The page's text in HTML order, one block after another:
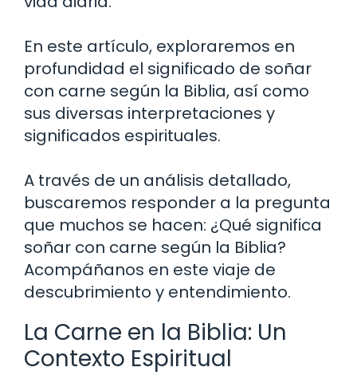
En este artículo, exploraremos en
profundidad el significado de soñar
con carne según la Biblia, así como
sus diversas interpretaciones y
significados espirituales.
A través de un análisis detallado,
buscaremos responder a la pregunta
que muchos se hacen: ¿Qué significa
soñar con carne según la Biblia?
Acompáñanos en este viaje de
descubrimiento y entendimiento.
La Carne en la Biblia: Un
Contexto Espiritual